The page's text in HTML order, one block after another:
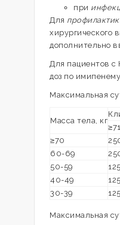
при
Для
хирургического
дополнительно
Для пациентов с
доз по
Максимальная
Масса тела, кг
≥71
≥70
60-69
50-59
40-49
30-39
Максимальная